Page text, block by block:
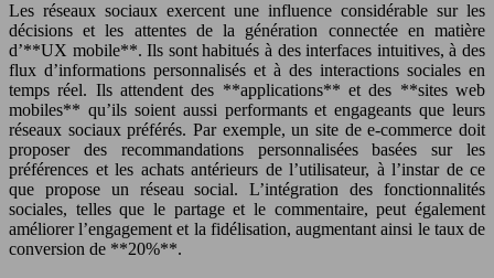
Les réseaux sociaux exercent une influence considérable sur les
décisions et les attentes de la génération connectée en matière
d’**UX mobile**. Ils sont habitués à des interfaces intuitives, à des
flux d’informations personnalisés et à des interactions sociales en
temps réel. Ils attendent des **applications** et des **sites web
mobiles** qu’ils soient aussi performants et engageants que leurs
réseaux sociaux préférés. Par exemple, un site de e-commerce doit
proposer des recommandations personnalisées basées sur les
préférences et les achats antérieurs de l’utilisateur, à l’instar de ce
que propose un réseau social. L’intégration des fonctionnalités
sociales, telles que le partage et le commentaire, peut également
améliorer l’engagement et la fidélisation, augmentant ainsi le taux de
conversion de **20%**.